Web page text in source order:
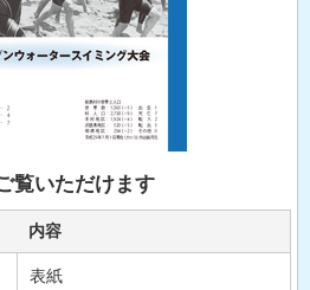
覧いただけます
内容
表紙